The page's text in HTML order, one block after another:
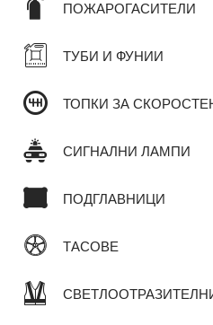
ПОЖАРОГАСИТЕЛИ
ТУБИ И ФУНИИ
ТОПКИ ЗА
СИГНАЛНИ ЛАМПИ
ПОДГЛАВНИЦИ
ТАСОВЕ